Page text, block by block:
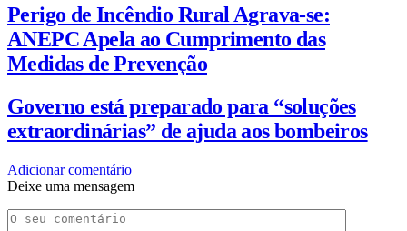
Perigo de Incêndio Rural Agrava-se:
ANEPC Apela ao Cumprimento das
Medidas de Prevenção
Governo está preparado para “soluções
extraordinárias” de ajuda aos bombeiros
Adicionar comentário
Deixe uma mensagem